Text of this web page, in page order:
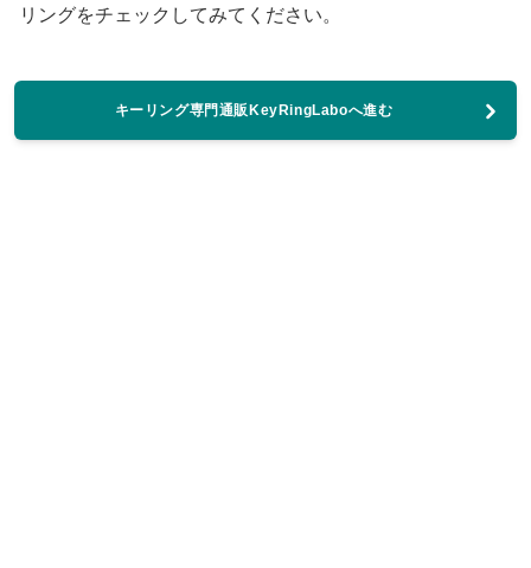
リングをチェックしてみてください。
キーリング専門通販KeyRingLaboへ進む